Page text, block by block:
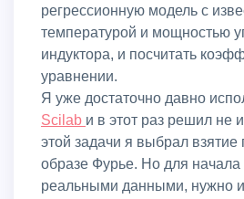
регрессионную модель с
температурой и мощностью
индуктора, и посчитать
уравнении.
Я уже достаточно давно
Scilab и в этот раз решил не
этой задачи я выбрал взятие
образе Фурье. Но для начала
реальными данными, нужно